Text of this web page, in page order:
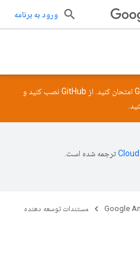
ورود به برنامه
GitHub نصب کنید و
ترجمه شده است.
Google
مستندات توسعه دهنده